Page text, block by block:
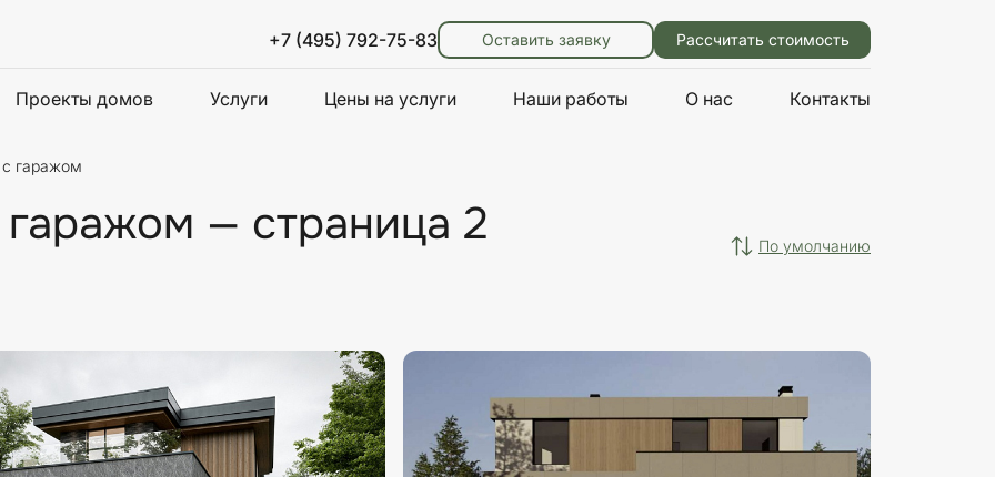
+7 (495) 792-75-83 Оставить заявку Рассчитать стоимость
Проекты домов Услуги Цены на услуги Наши работы О нас Контакты
гаражом
— страница 2 по умолчанию